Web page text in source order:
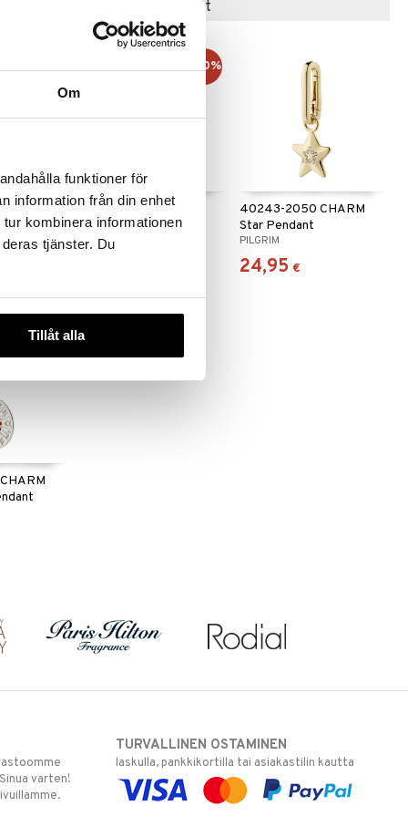
Om
funktioner för
information från din enhet
kombinera informationen
tjänster. Du
Tillåt alla
Suositut tuotteet
16605-07 Moomin
Pendant Necklace
PFG STOCKHOLM
-40%
40243-2050 CHARM
Star Pendant
PILGRIM
24,95 €
varten!
TURVALLINEN OSTAMINEN
laskulla, pankkikortilla tai asiakastilin kautta